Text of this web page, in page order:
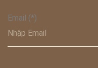
Email (*)